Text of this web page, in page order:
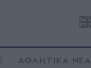
ΑΘΛΗΤΙΚΑ ΝΕΑ